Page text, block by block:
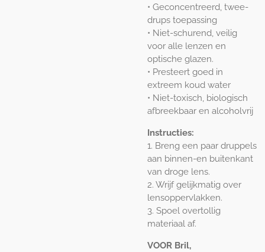
• Geconcentreerd, twee-
drups toepassing
• Niet-schurend, veilig
voor alle lenzen en
optische glazen.
• Presteert goed in
extreem koud water
• Niet-toxisch, biologisch
afbreekbaar en alcoholvrij
Instructies:
1. Breng een paar druppels
aan binnen-en buitenkant
van droge lens.
2. Wrijf gelijkmatig over
lensoppervlakken.
3. Spoel overtollig
materiaal af.
VOOR Bril,